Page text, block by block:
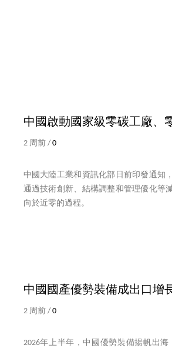
中國啟動國家級零碳工廠、
2 周前 /0
中國大陸工業和資訊化部日前印發通知
通過技術創新、結構調整和管理優化等
向於近零的過程。
中國國產優勢裝備成出口增
2 周前 / 0
2026年上半年，中國優勢裝備揚帆出